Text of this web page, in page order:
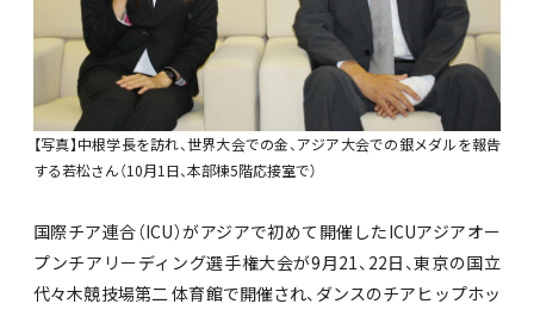
【写真】中根学長を訪れ、世界大会での金、アジア大会での銀メダルを報告
する若松さん（10月1日、本部棟5階応接室で）
国際チア連合（ICU）がアジアで初めて開催したICUアジアオー
プンチアリーディング選手権大会が9月21、22日、東京の国立
代々木競技場第二 体育館で開催され、ダンスのチアヒップホッ